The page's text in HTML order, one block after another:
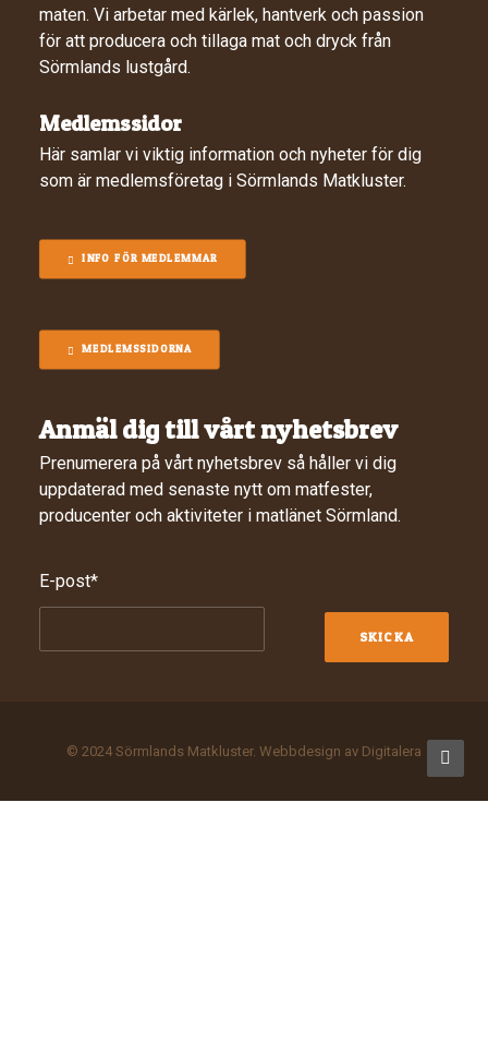
maten. Vi arbetar med kärlek, hantverk och passion
för att producera och tillaga mat och dryck från
Sörmlands lustgård.
Medlemssidor
Här samlar vi viktig information och nyheter för dig
som är medlemsföretag i Sörmlands Matkluster.
INFO FÖR MEDLEMMAR
MEDLEMSSIDORNA
Anmäl dig till vårt nyhetsbrev
Prenumerera på vårt nyhetsbrev så håller vi dig
uppdaterad med senaste nytt om matfester,
producenter och aktiviteter i matlänet Sörmland.
E-post*
© 2024 Sörmlands Matkluster. Webbdesign av Digitalera